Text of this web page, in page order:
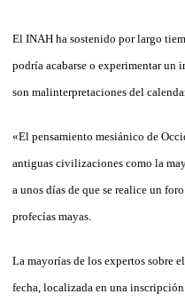
El INAH ha sostenido por largo
podría acabarse o experimentar un
son malinterpretaciones del
«El pensamiento mesiánico de
antiguas civilizaciones como la
a unos días de que se realice un
profecías mayas.
La mayorías de los expertos sobre
fecha, localizada en una